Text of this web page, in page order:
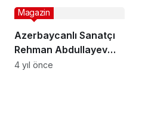
Azerbaycanlı Sanatçı
Rehman Abdullayev
Yeni Albümünü
Magazin
4 yıl önce